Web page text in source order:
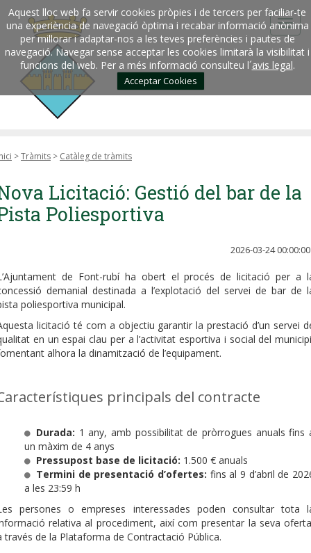
Aquest lloc web fa servir cookies pròpies i de tercers per faciliar-te
una experiència de navegació òptima i recabar informació anònima
per millorar i adaptar-nos a les teves preferències i pautes de
navegació. Navegar sense acceptar les cookies limitarà la visibilitat i
funcions del web. Per a més informació consulteu l´avis legal.
Acceptar Cookies
>Tràmits > Catàleg de tràmits
Licitació: Gestió del bar de la
Poliesportiva
2026-03-24 00:00:00
de Font-rubí ha obert el procés de licitació per a
demanial destinada a l’explotació del servei de bar de
poliesportiva municipal.
licitació té com a objectiu garantir la prestació d’un servei
en un espai clau per a l’activitat esportiva i social del
alhora la dinamització de l’equipament.
principals del contracte
Durada: 1 any, amb possibilitat de pròrrogues anuals fins
un màxim de 4 anys
Pressupost base de licitació: 1.500 € anuals
Termini de presentació d’ofertes: fins al 9 d’abril de
a les 23:59 h
persones o empreses interessades poden consultar tota
relativa al procediment, així com presentar la seva
través de la Plataforma de Contractació Pública.